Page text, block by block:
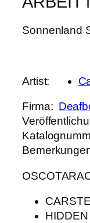
Sonnenland
Artist
Firma